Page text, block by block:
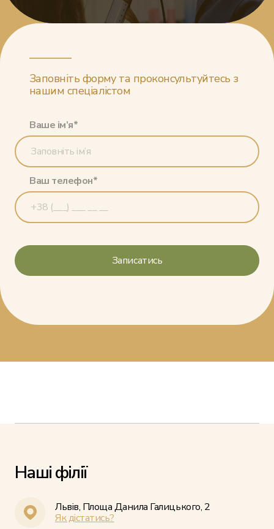
Заповніть форму та проконсультуйтесь з
нашим спеціалістом
Ваше ім’я*
Ваш телефон*
Наші філії
Львів, Площа Данила Галицького, 2
Як дістатись?